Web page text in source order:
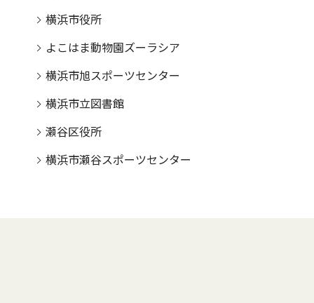
横浜市役所
よこはま動物園ズーラシア
横浜市旭スポーツセンター
横浜市立図書館
瀬谷区役所
横浜市瀬谷スポーツセンター